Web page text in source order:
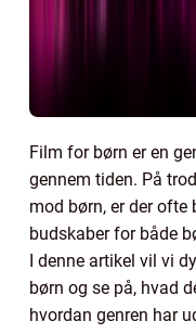
Film for børn er en
gennem tiden. På
mod børn, er der
budskaber for både
I denne artikel vil vi
børn og se på, hvad
hvordan genren har